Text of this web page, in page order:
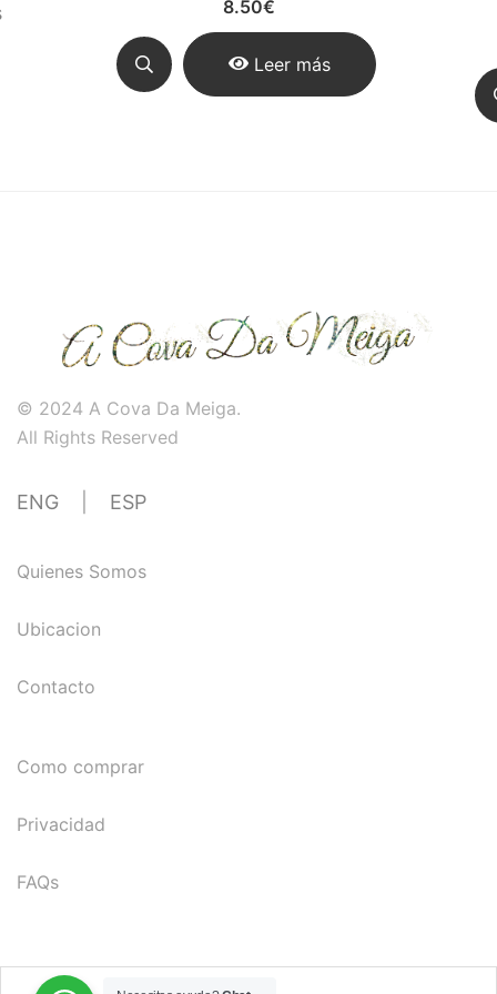
8.50€
Leer más
© 2024 A Cova Da Meiga.
All Rights Reserved
ENG ESP
Quienes Somos
Ubicacion
Contacto
Como comprar
Privacidad
FAQs